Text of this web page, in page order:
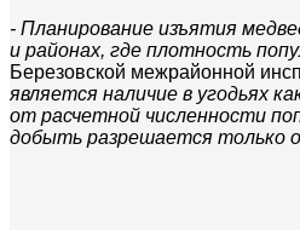
- Планирование изъятия
и районах, где плотность
Березовской межрайонной
является наличие в угодьях
от расчетной численности
добыть разрешается только